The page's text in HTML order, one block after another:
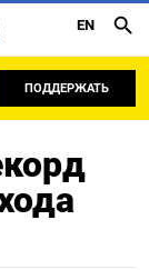
EN
ПОДДЕРЖАТЬ